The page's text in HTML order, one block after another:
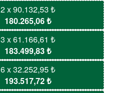
2 x 90.132,53 ₺
180.265,06 ₺
3 x 61.166,61 ₺
183.499,83 ₺
6 x 32.252,95 ₺
193.517,72 ₺